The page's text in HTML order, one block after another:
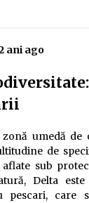
pentru pescari
Uloga lokalne
2 ani ago
ani ago
umedă de
de
sub
Delta
pescari, care